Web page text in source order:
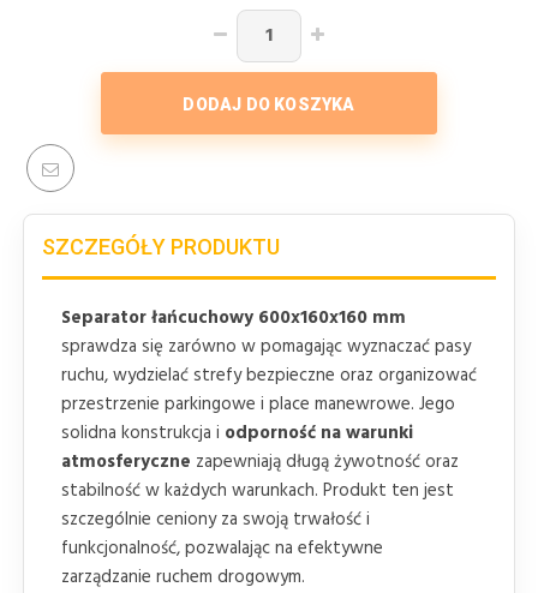
DODAJ DO KOSZYKA
SZCZEGÓŁY PRODUKTU
Separator łańcuchowy 600x160x160 mm
sprawdza się zarówno w pomagając wyznaczać pasy
ruchu, wydzielać strefy bezpieczne oraz organizować
przestrzenie parkingowe i place manewrowe. Jego
solidna konstrukcja i odporność na warunki
atmosferyczne zapewniają długą żywotność oraz
stabilność w każdych warunkach. Produkt ten jest
szczególnie ceniony za swoją trwałość i
funkcjonalność, pozwalając na efektywne
zarządzanie ruchem drogowym.